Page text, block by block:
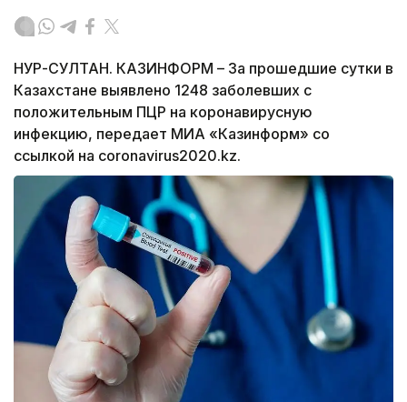
НУР-СУЛТАН. КАЗИНФОРМ – За прошедшие сутки в
Казахстане выявлено 1248 заболевших с
положительным ПЦР на коронавирусную
инфекцию, передает МИА «Казинформ» со
ссылкой на coronavirus2020.kz.